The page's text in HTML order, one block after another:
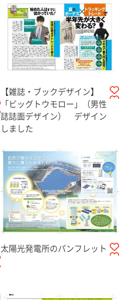
【雑誌・ブックデザイン】
「ビッグトウモロー」（男性
誌誌面デザイン） デザイン
しました
太陽光発電所のパンフレット